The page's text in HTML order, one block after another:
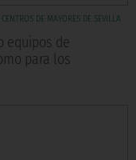
DE MAYORES DE SEVILLA
equipos de
para los